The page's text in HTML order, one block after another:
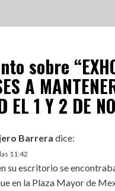
sobre “
A
EL 1 Y 2 DE
Barrera dice:
11:42
su escritorio se
en la Plaza Mayor de